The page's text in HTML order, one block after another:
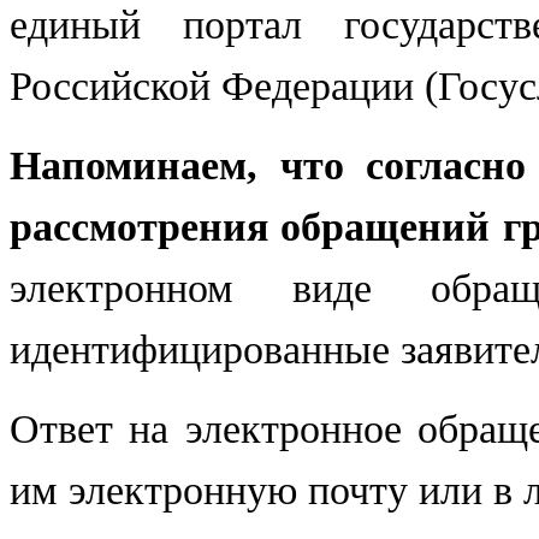
единый портал
Российской Федерации
Напоминаем, что
рассмотрения обращений
электронном виде
идентифицированные
Ответ на электронное
им электронную почту или в